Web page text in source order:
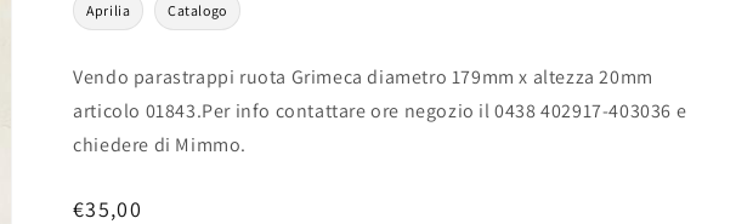
Aprilia Catalogo
Vendo parastrappi ruota Grimeca diametro 179mm x altezza 20mm
articolo 01843.Per info contattare ore negozio il 0438 402917-403036 e
chiedere di Mimmo.
Prezzo
€35,00